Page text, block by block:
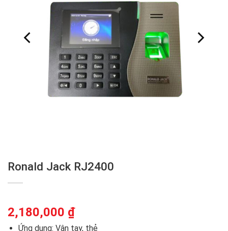
Ronald Jack RJ2400
2,180,000 ₫
Ứng dụng: Vân tay, thẻ